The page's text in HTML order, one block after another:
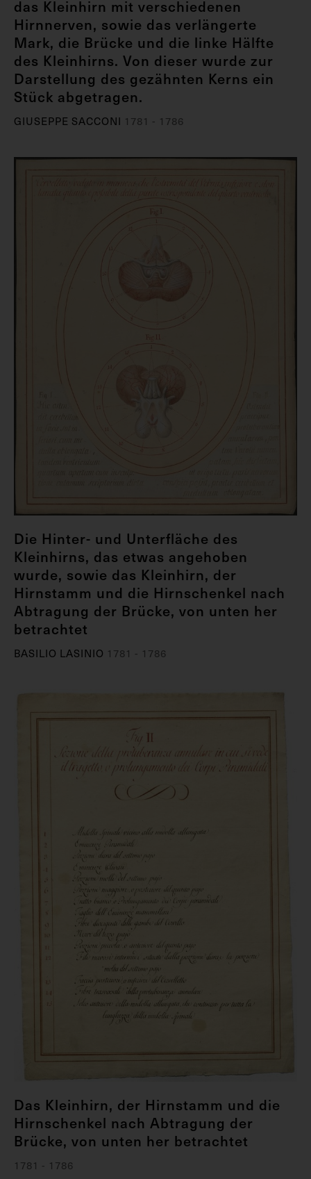
das Kleinhirn mit verschiedenen
Hirnnerven, sowie das verlängerte
Mark, die Brücke und die linke Hälfte
des Kleinhirns. Von dieser wurde zur
Darstellung des gezähnten Kerns ein
Stück abgetragen.
GIUSEPPE SACCONI 1781 - 1786
Die Hinter- und Unterfläche des
Kleinhirns, das etwas angehoben
wurde, sowie das Kleinhirn, der
Hirnstamm und die Hirnschenkel nach
Abtragung der Brücke, von unten her
betrachtet
BASILIO LASINIO 1781 - 1786
Das Kleinhirn, der Hirnstamm und die
Hirnschenkel nach Abtragung der
Brücke, von unten her betrachtet
1781 - 1786